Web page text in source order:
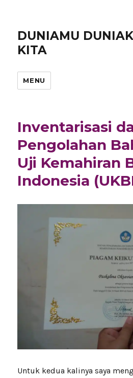
DUNIAMU
KITA
MENU
Inventarisasi
Pengolahan
Uji Kemahiran
Indonesia
Untuk kedua kalinya saya